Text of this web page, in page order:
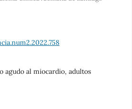
agudo al miocardio, adultos